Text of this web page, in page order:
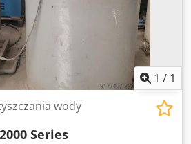
Ehxjfx Aqijha
1 / 1
wody
Series